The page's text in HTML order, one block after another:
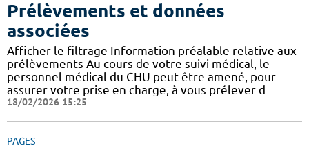
Prélèvements et données
associées
Afficher le filtrage Information préalable relative aux
prélèvements Au cours de votre suivi médical, le
personnel médical du CHU peut être amené, pour
assurer votre prise en charge, à vous prélever d
18/02/2026 15:25
PAGES